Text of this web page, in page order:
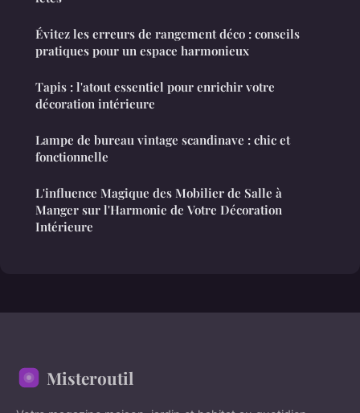
Évitez les erreurs de rangement déco : conseils
pratiques pour un espace harmonieux
Tapis : l'atout essentiel pour enrichir votre
décoration intérieure
Lampe de bureau vintage scandinave : chic et
fonctionnelle
L'influence Magique des Mobilier de Salle à
Manger sur l'Harmonie de Votre Décoration
Intérieure
Misteroutil